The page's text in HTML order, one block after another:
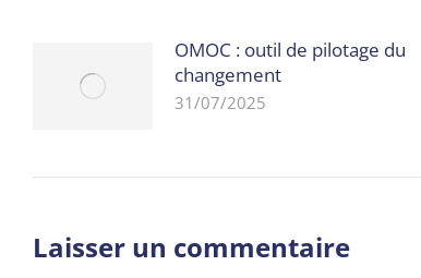
OMOC : outil de pilotage du
changement
31/07/2025
Laisser un commentaire